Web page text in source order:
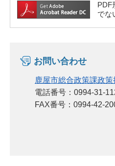
PDF
でな
お問い合わせ
鹿屋市総合政策課政
電話番号：0994-31-
FAX番号：0994-42-